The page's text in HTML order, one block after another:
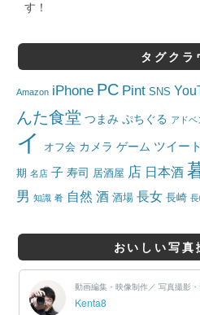
す！
タグクラ
Amazon iPhone PC Pint SNS
んた食堂 つまみ ぷちぐる アドベ
イ
オフ会 カメラ ゲーム ツイート
期 名店 子 寿司 居酒屋 店 日本酒
男 知識 肴 自然 酒 酒場 長女 長崎
おいしい写真